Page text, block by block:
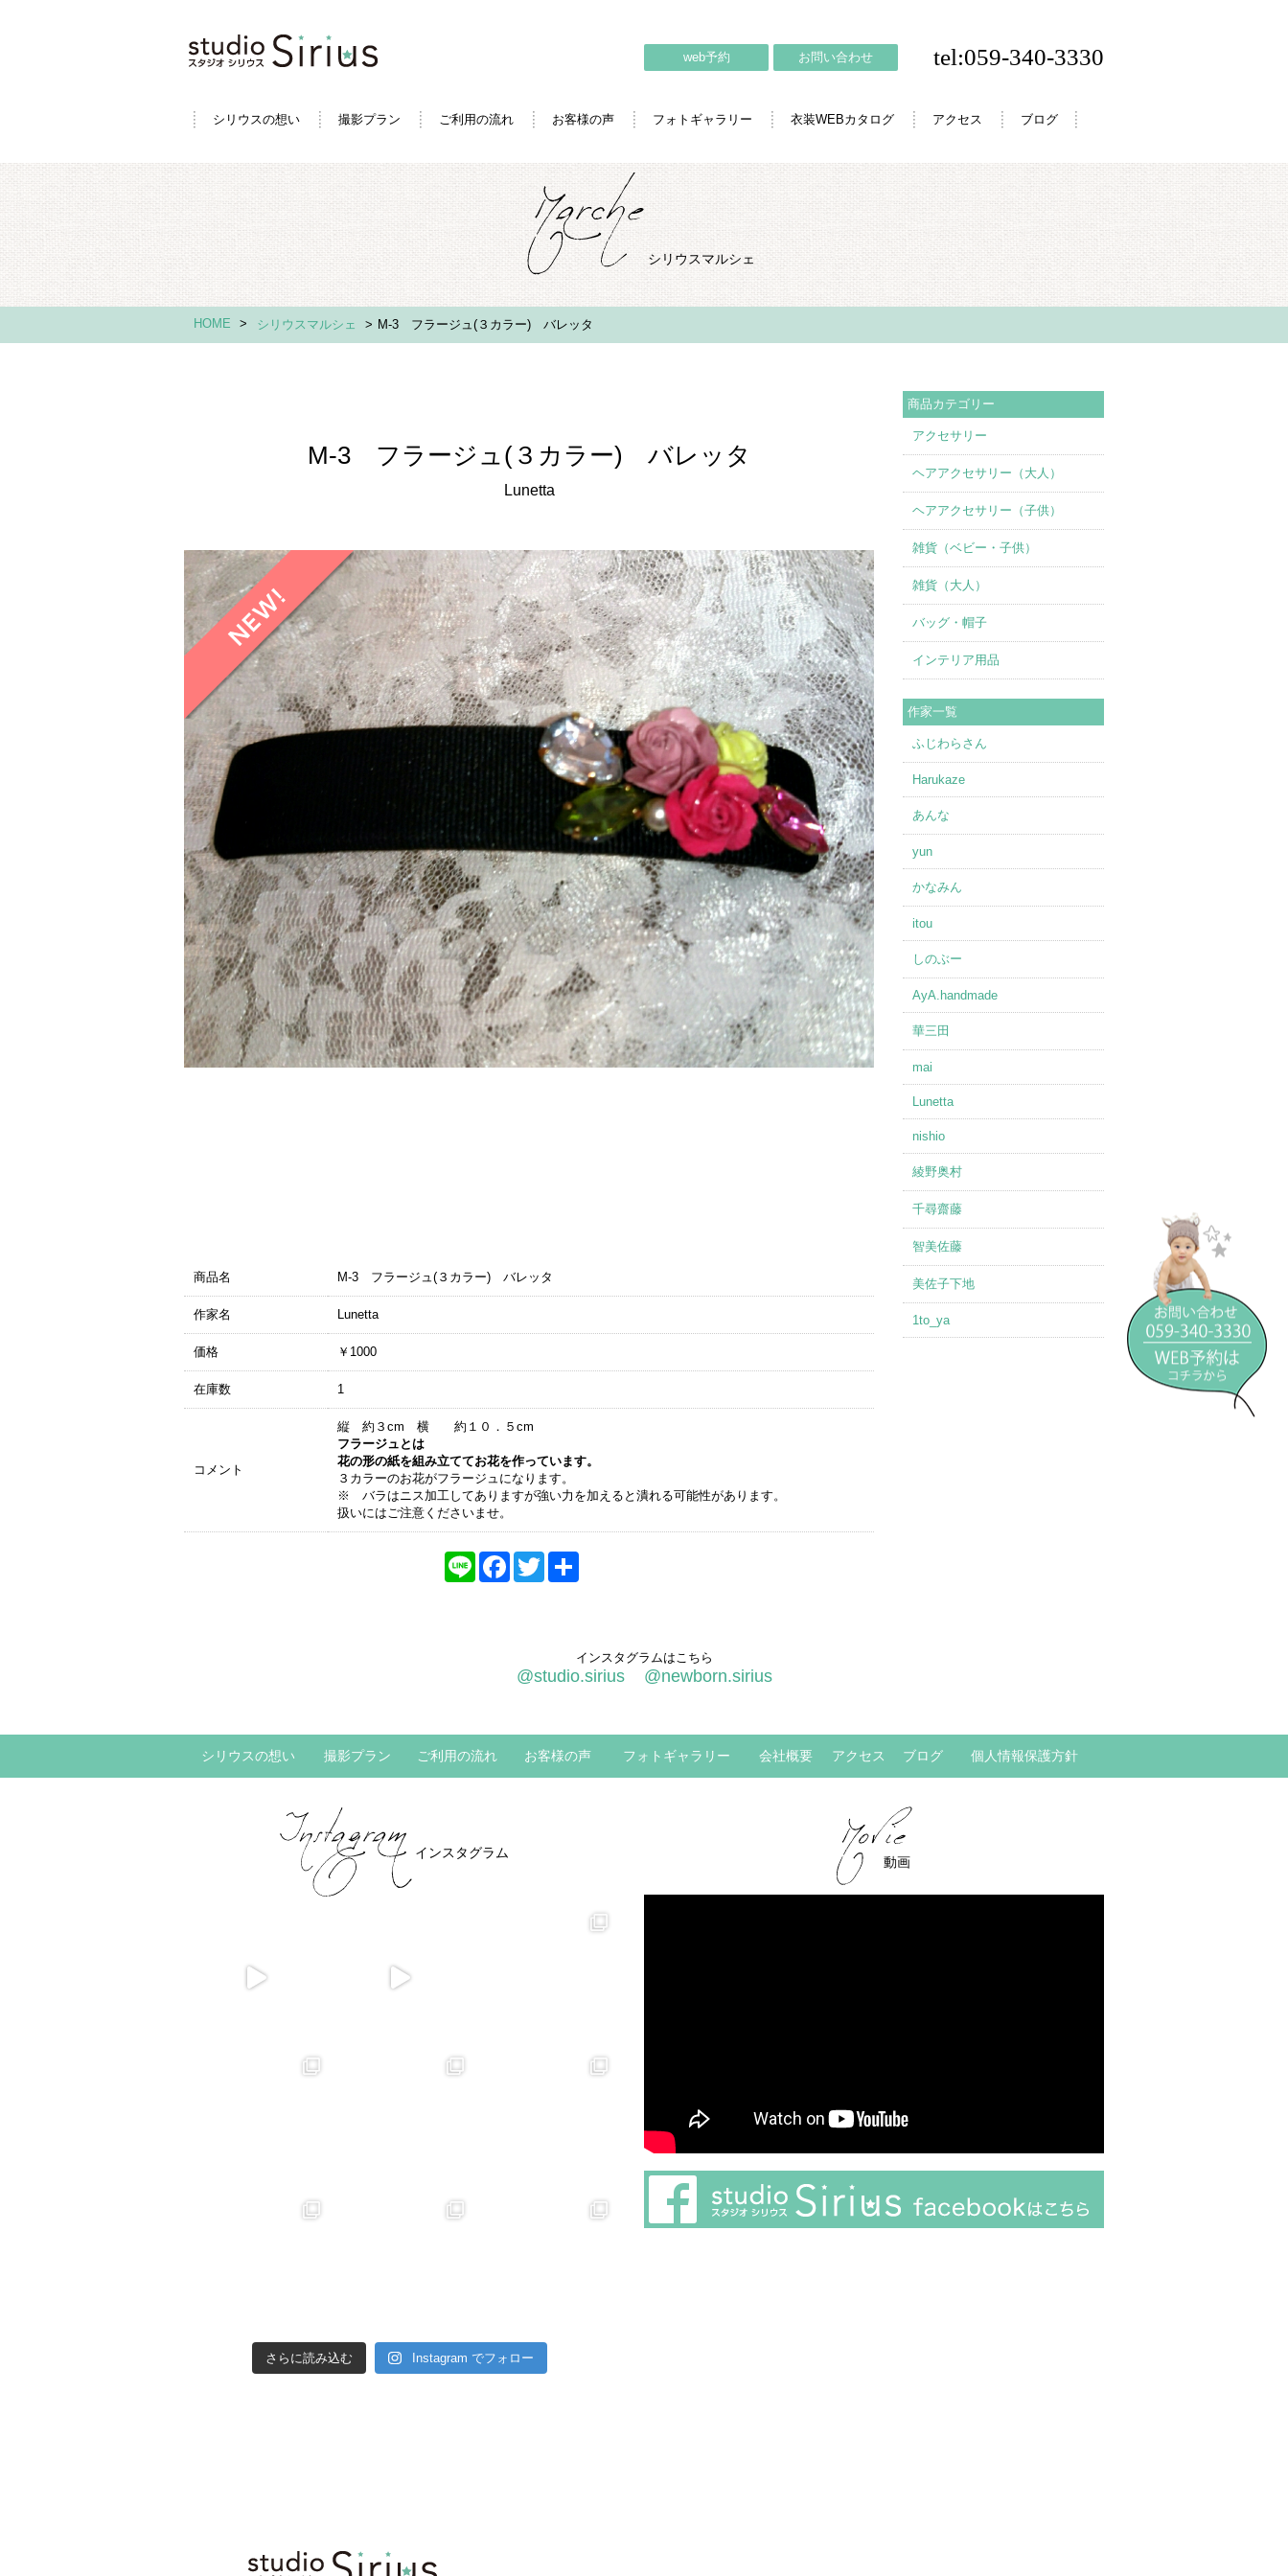
シリウスの想い 撮影プラン ご利用の流れ お客様の声 フォトギャラリー 衣装WEBカタログ アクセス ブログ
web予約 お問い合わせ tel:059-340-3330
シリウスマルシェ
HOME > シリウスマルシェ > M-3 フラージュ(３カラー) バレッタ
M-3 フラージュ(３カラー) バレッタ
Lunetta
商品名 M-3 フラージュ(３カラー) バレッタ
作家名 Lunetta
価格 ￥1000
在庫数 1
コメント
縦 約３cm 横 約１０．５cm
フラージュとは
花の形の紙を組み立ててお花を作っています。
３カラーのお花がフラージュになります。
※ バラはニス加工してありますが強い力を加えると潰れる可能性があります。
扱いにはご注意くださいませ。
Line FacebookTwitter
商品カテゴリー
アクセサリー
ヘアアクセサリー（大人）
ヘアアクセサリー（子供）
雑貨（ベビー・子供）
雑貨（大人）
バッグ・帽子
インテリア用品
作家一覧
ふじわらさん
Harukaze
あんな
yun
かなみん
itou
しのぶー
AyA.handmade
華三田
mai
Lunetta
nishio
綾野奥村
千尋齋藤
智美佐藤
美佐子下地
1to_ya
インスタグラムはこちら
@studio.sirius @newborn.sirius
シリウスの想い 撮影プラン ご利用の流れ お客様の声 フォトギャラリー 会社概要 アクセス ブログ 個人情報保護方針
インスタグラム
さらに読み込む Instagram でフォロー
動画